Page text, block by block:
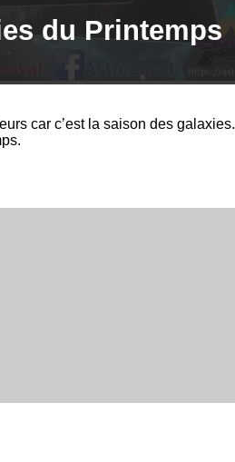
du Printemps
car c’est la saison des galaxies.